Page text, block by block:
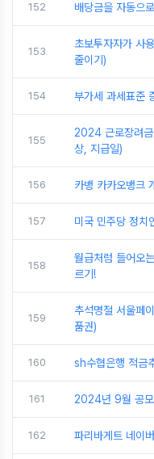
152 배당금을 자동으
153
초보투자자가 사
줄이기)
154 부가세 과세표준
155
2024 근로장려
상, 지급일)
156 카뱅 카카오뱅크
157 미국 민주당 정
158
월급처럼 들어오
르기!
159
추석명절 서울페
품권)
160 sh수협은행 적금
161 2024년 9월 공
162 파리바게트 네이